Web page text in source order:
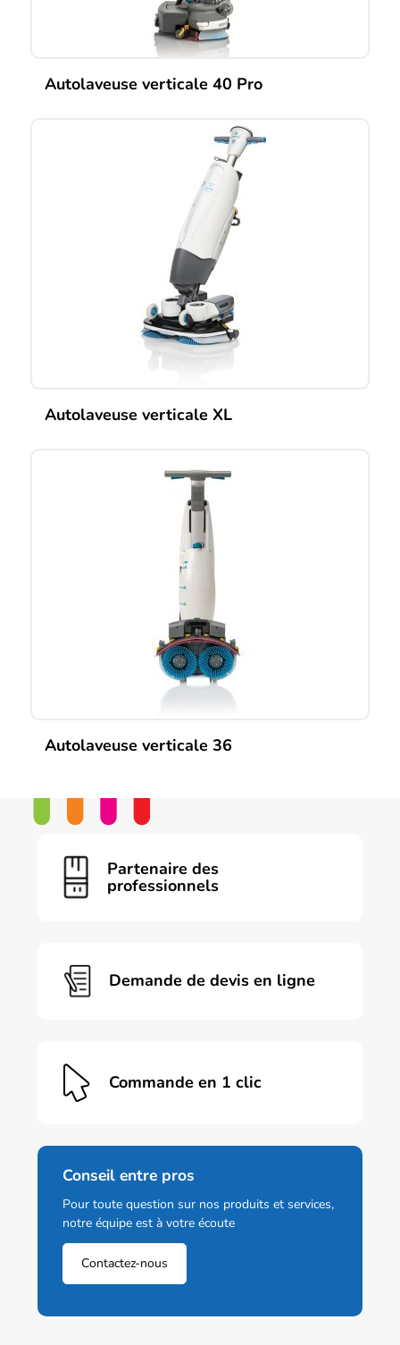
Autolaveuse verticale 40 Pro
Autolaveuse verticale XL
Autolaveuse verticale 36
Partenaire des
professionnels
Demande de devis en ligne
Commande en 1 clic
Conseil entre pros
Pour toute question sur nos produits et services,
notre équipe est à votre écoute
Contactez-nous